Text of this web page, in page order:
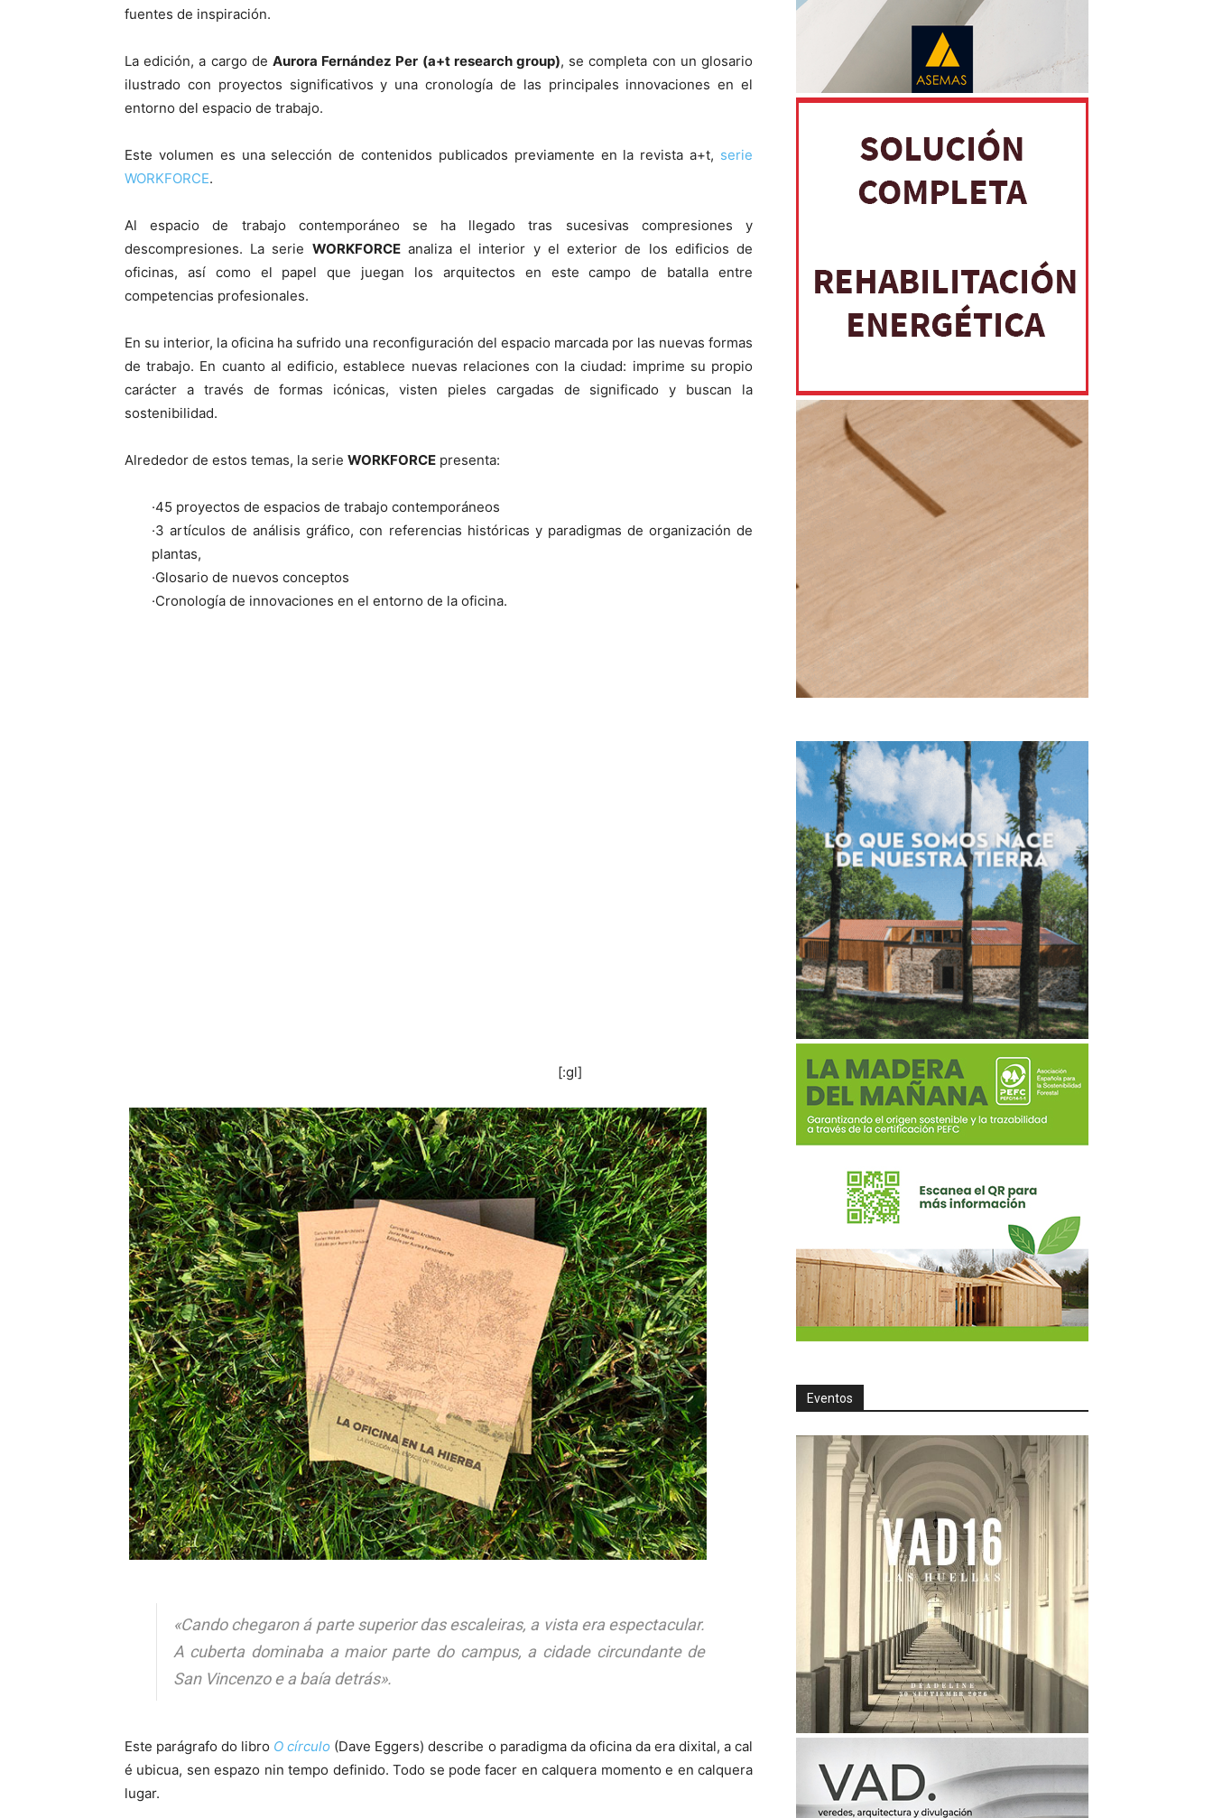
fuentes de inspiración.
La edición, a cargo de Aurora Fernández Per (a+t research group), se completa con un glosario
ilustrado con proyectos significativos y una cronología de las principales innovaciones en el
entorno del espacio de trabajo.
Este volumen es una selección de contenidos publicados previamente en la revista a+t, serie
WORKFORCE.
Al espacio de trabajo contemporáneo se ha llegado tras sucesivas compresio­nes y
descompresiones. La serie WORKFORCEanaliza el interior y el exterior de los edificios de
oficinas, así como el papel que juegan los arquitectos en este campo de batalla entre
competencias profesionales.
En su interior, la oficina ha sufrido una reconfiguración del espacio marcada por las nuevas formas
de trabajo. En cuanto al edificio, establece nuevas relaciones con la ciudad: imprime su propio
carácter a través de formas icónicas, visten pieles cargadas de significado y buscan la
sostenibilidad.
Alrededor de estos temas, la serie WORKFORCE presenta:
·45 proyectos de espacios de trabajo contemporáneos
·3 artículos de análisis gráfico, con referencias históricas y paradigmas de organización de
plantas,
·Glosario de nuevos conceptos
·Cronología de innovaciones en el entorno de la oficina.
[:gl]
«Cando chegaron á parte superior das escaleiras, a vista era espectacular.
A cuberta dominaba a maior parte do campus, a cidade circundante de
San Vincenzo e a baía detrás».
Este parágrafo do libro O círculo (Dave Eggers) describe o paradigma da oficina da era dixital, a cal
é ubicua, sen espazo nin tempo definido. Todo se pode facer en calquera momento e en calquera
lugar.
Eventos